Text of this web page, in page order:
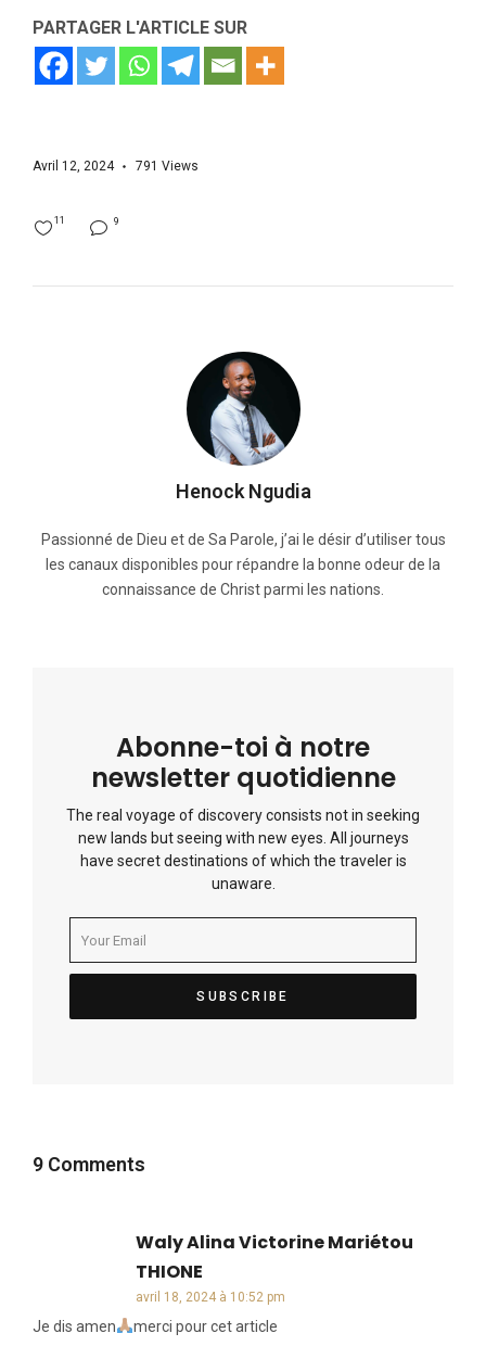
PARTAGER L'ARTICLE SUR
Avril 12, 2024 791 Views
9
11
Henock Ngudia
Passionné de Dieu et de Sa Parole, j’ai le désir d’utiliser tous
les canaux disponibles pour répandre la bonne odeur de la
connaissance de Christ parmi les nations.
Abonne-toi à notre
newsletter quotidienne
The real voyage of discovery consists not in seeking
new lands but seeing with new eyes. All journeys
have secret destinations of which the traveler is
unaware.
9 Comments
Waly Alina Victorine Mariétou
THIONE
avril 18, 2024 à 10:52 pm
Je dis amen merci pour cet article